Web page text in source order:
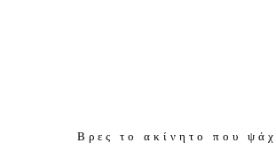
Βρες το ακίνητο που